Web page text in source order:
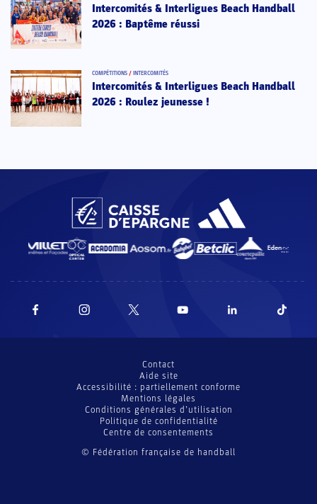
Intercomités & Interligues Beach Handball
2026 : Baptême réussi
COMPÉTITIONS / INTERCOMITÉS
Intercomités & Interligues Beach Handball
2026 : Roulez jeunesse !
© Fédération française de handball
Contact
Aide site
Accessibilité : partiellement conforme
Mentions légales
Conditions générales d’utilisation
Politique de confidentialité
Centre de consentements